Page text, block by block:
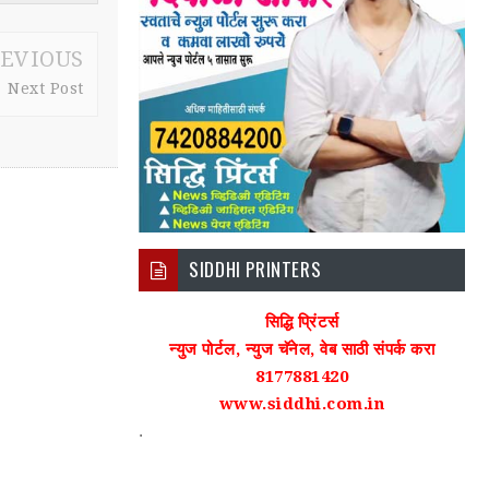
Next Post
SIDDHI PRINTERS
सिद्धि प्रिंटर्स
न्युज पोर्टल, न्युज चॅनेल, वेब साठी संपर्क करा
8177881420
www.siddhi.com.in
.